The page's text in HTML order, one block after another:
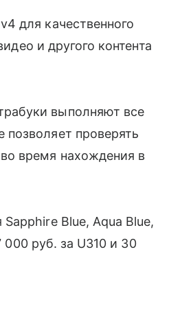
для качественного
и другого контента
выполняют все
проверять
время нахождения в
Blue, Aqua Blue,
руб. за U310 и 30